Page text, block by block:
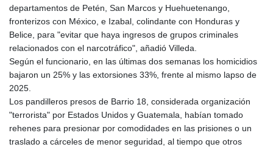
departamentos de Petén, San Marcos y Huehuetenango,
fronterizos con México, e Izabal, colindante con Honduras y
Belice, para "evitar que haya ingresos de grupos criminales
relacionados con el narcotráfico", añadió Villeda.
Según el funcionario, en las últimas dos semanas los homicidios
bajaron un 25% y las extorsiones 33%, frente al mismo lapso de
2025.
Los pandilleros presos de Barrio 18, considerada organización
"terrorista" por Estados Unidos y Guatemala, habían tomado
rehenes para presionar por comodidades en las prisiones o un
traslado a cárceles de menor seguridad, al tiempo que otros